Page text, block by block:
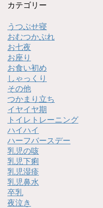
カテゴリー
うつぶせ寝
おむつかぶれ
お七夜
お座り
お食い初め
しゃっくり
その他
つかまり立ち
イヤイヤ期
トイレトレーニング
ハイハイ
ハーフバースデー
乳児の咳
乳児下痢
乳児湿疹
乳児鼻水
卒乳
夜泣き